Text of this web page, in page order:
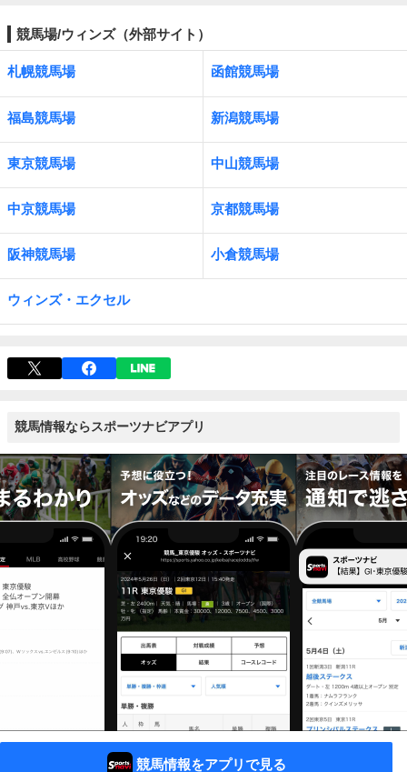
競馬場/ウィンズ（外部サイト）
札幌競馬場 函館競馬場
福島競馬場 新潟競馬場
東京競馬場 中山競馬場
中京競馬場 京都競馬場
阪神競馬場 小倉競馬場
ウィンズ・エクセル
競馬情報ならスポーツナビアプリ
競馬情報をアプリで見る